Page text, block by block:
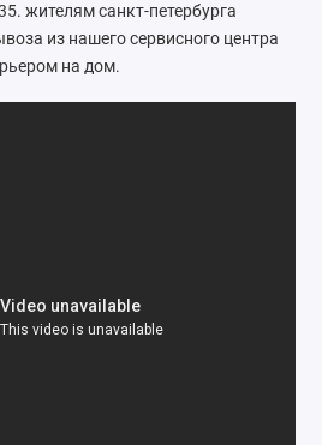
техники
жителям санкт-петербурга
из нашего сервисного центра
на дом.